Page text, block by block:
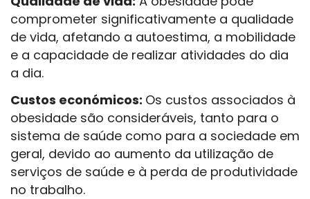
comprometer significativamente a qualidade
de vida, afetando a autoestima, a mobilidade
e a capacidade de realizar atividades do dia
a dia.
Custos económicos: Os custos associados à
obesidade são consideráveis, tanto para o
sistema de saúde como para a sociedade em
geral, devido ao aumento da utilização de
serviços de saúde e à perda de produtividade
no trabalho.